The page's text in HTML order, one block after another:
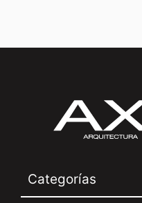
Categorías